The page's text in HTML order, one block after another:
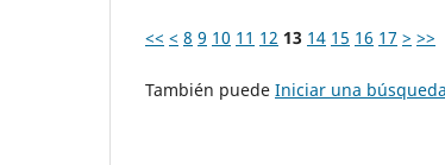
<< < 8 9 10 11 12 13 14 15 16 17 > >>
También puede Iniciar una